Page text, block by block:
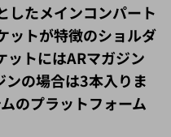
したメインコンパート
ットが特徴のショルダ
ットにはARマガジン
の場合は3本入りま
のプラットフォーム